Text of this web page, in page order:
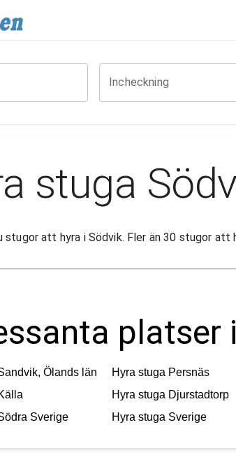
Incheckning
stuga
stugor att hyra i Södvik. Fler än 30 stugor att
platser
Ölands län Hyra stuga Persnäs
Hyra stuga Djurstadtorp
Sverige Hyra stuga Sverige